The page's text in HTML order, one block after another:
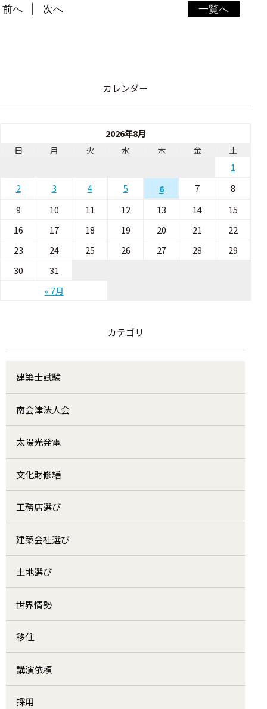
一覧へ
前へ 次へ
カレンダー
2026年8月
日
月 火 水 木 金 土
« 7月
1
2
3 4 5 6 7
8
9
10 11 12 13 14
15
16
17 18 19 20 21
22
23
24 25 26 27 28
29
30
31
カテゴリ
建築士試験
南会津法人会
太陽光発電
文化財修繕
工務店選び
建築会社選び
土地選び
世界情勢
移住
講演依頼
採用